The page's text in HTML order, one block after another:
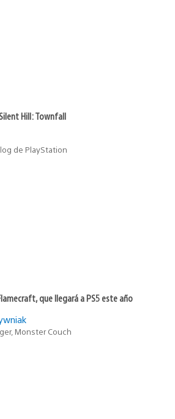
Hill: Townfall
de PlayStation
que llegará a PS5 este año
Monster Couch